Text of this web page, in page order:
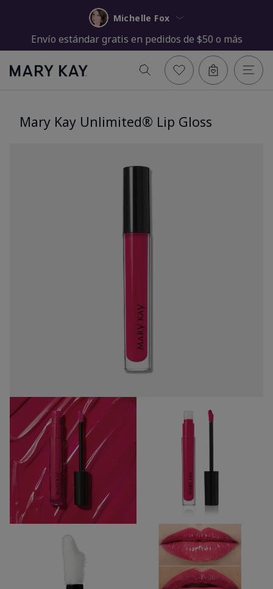
Michelle Fox
Envío estándar gratis en pedidos de $50 o más
Mary Kay Unlimited® Lip Gloss